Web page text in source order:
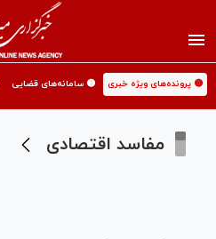
🟡 پرونده‌های ویژه خبری 🟡 سامانه‌های قضایی
مفاسد اقتصادی